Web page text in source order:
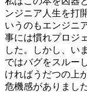
ンジニア人生を打
いうのもエンジニ
事には慣れプロジ
した。しかし、い
ではバグをスルー
ければうだつの上
危機感がありました